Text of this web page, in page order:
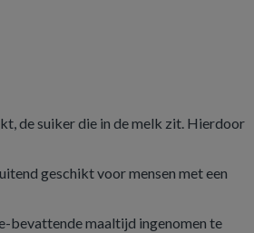
de suiker die in de melk zit. Hierdoor
geschikt voor mensen met een
bevattende maaltijd ingenomen te